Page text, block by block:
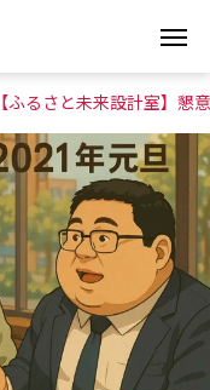
【ふるさと未来設計室】